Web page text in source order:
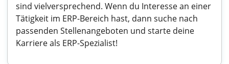
sind vielversprechend. Wenn du Interesse an einer
Tätigkeit im ERP-Bereich hast, dann suche nach
passenden Stellenangeboten und starte deine
Karriere als ERP-Spezialist!